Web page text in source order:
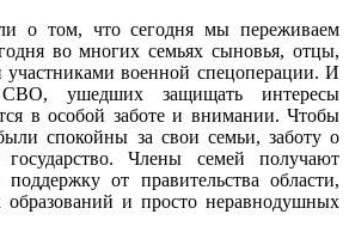
о том, что сегодня мы переживаем
во многих семьях сыновья, отцы,
участниками военной спецоперации. И
СВО, ушедших защищать интересы
в особой заботе и внимании. Чтобы
спокойны за свои семьи, заботу о
Члены семей получают
от правительства области,
и просто неравнодушных